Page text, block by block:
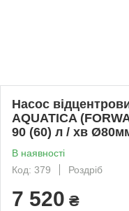
Насос
AQUATICA
90 (60) л / хв
В наявності
Код: 379
Роздріб
7 520 ₴